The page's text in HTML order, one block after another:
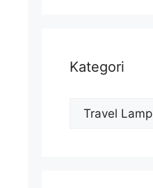
Kategori
Kategori